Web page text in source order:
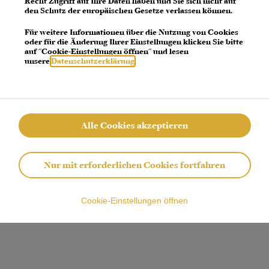
den Schutz der europäischen Gesetze verlassen können.
Für weitere Informationen über die Nutzung von Cookies
oder für die Änderung Ihrer Einstellungen klicken Sie bitte
auf "Cookie-Einstellungen öffnen" und lesen
unsereDatenschutzerklärung.
Alle Cookies akzeptieren
Nur mit erforderlichen Cookies fortfahren
Cookie-Einstellungen öffnen
a client-side exception has occurred (see the browser console for more